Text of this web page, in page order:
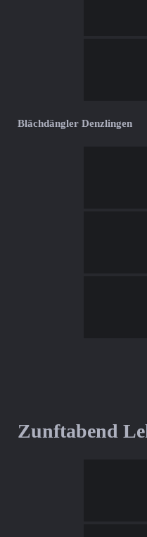
Blächdängler Denzlingen
Zunftabend